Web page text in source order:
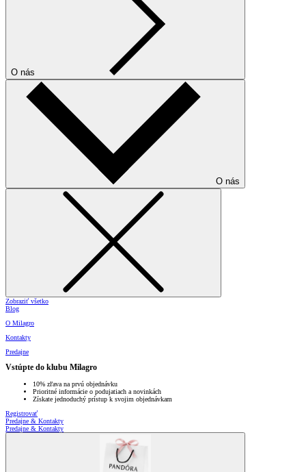
O nás
O nás
Zobraziť všetko
Blog
O Milagro
Kontakty
Predajne
Vstúpte do klubu Milagro
10% zľava na prvú objednávku
Prioritné informácie o podujatiach a novinkách
Získate jednoduchý prístup k svojim objednávkam
Registrovať
Predajne & Kontakty
Predajne & Kontakty